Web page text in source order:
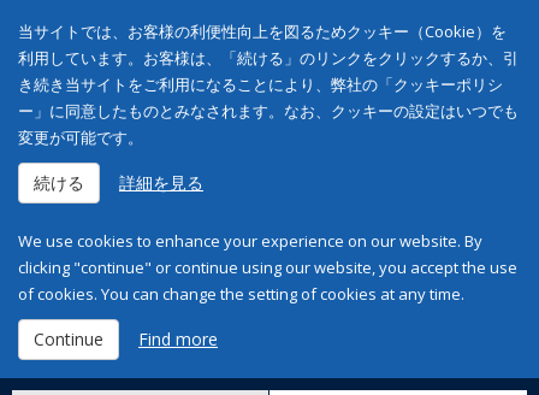
当サイトでは、お客様の利便性向上を図るためクッキー（Cookie）を
利用しています。お客様は、「続ける」のリンクをクリックするか、引
き続き当サイトをご利用になることにより、弊社の「クッキーポリシ
ー」に同意したものとみなされます。なお、クッキーの設定はいつでも
変更が可能です。
続ける 詳細を見る
We use cookies to enhance your experience on our website. By
clicking "continue" or continue using our website, you accept the use
of cookies. You can change the setting of cookies at any time.
Continue Find more